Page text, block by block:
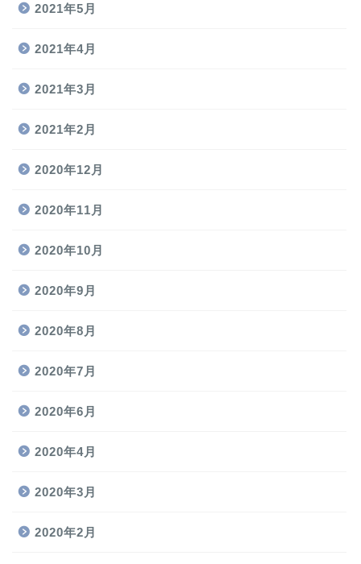
2021年5月
2021年4月
2021年3月
2021年2月
2020年12月
2020年11月
2020年10月
2020年9月
2020年8月
2020年7月
2020年6月
2020年4月
2020年3月
2020年2月